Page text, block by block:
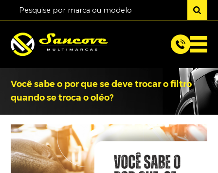
Você sabe o por que se deve trocar o filtro
quando se troca o oléo?